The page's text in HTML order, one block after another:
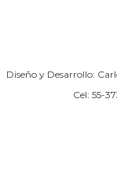
Diseño y Desarrollo:
Cel: 55-